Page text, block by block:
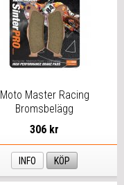
Moto Master Racing
Bromsbelägg
306 kr
INFO KÖP